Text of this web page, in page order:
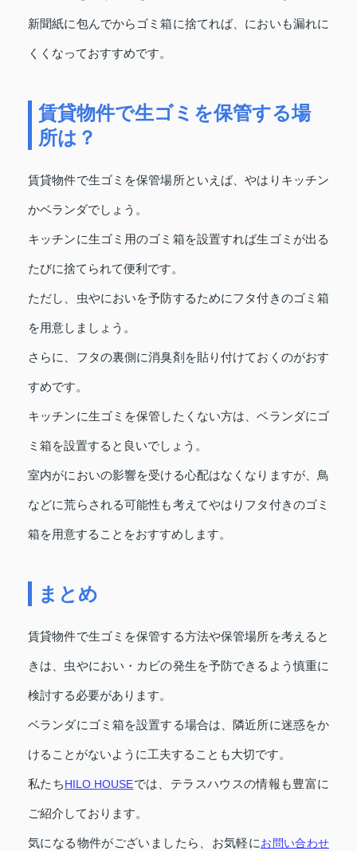
新聞紙に包んでからゴミ箱に捨てれば、においも漏れに
くくなっておすすめです。
賃貸物件で生ゴミを保管する場
所は？
賃貸物件で生ゴミを保管場所といえば、やはりキッチン
かベランダでしょう。
キッチンに生ゴミ用のゴミ箱を設置すれば生ゴミが出る
たびに捨てられて便利です。
ただし、虫やにおいを予防するためにフタ付きのゴミ箱
を用意しましょう。
さらに、フタの裏側に消臭剤を貼り付けておくのがおす
すめです。
キッチンに生ゴミを保管したくない方は、ベランダにゴ
ミ箱を設置すると良いでしょう。
室内がにおいの影響を受ける心配はなくなりますが、鳥
などに荒らされる可能性も考えてやはりフタ付きのゴミ
箱を用意することをおすすめします。
まとめ
賃貸物件で生ゴミを保管する方法や保管場所を考えると
きは、虫やにおい・カビの発生を予防できるよう慎重に
検討する必要があります。
ベランダにゴミ箱を設置する場合は、隣近所に迷惑をか
けることがないように工夫することも大切です。
私たちHILO HOUSEでは、テラスハウスの情報も豊富に
ご紹介しております。
気になる物件がございましたら、お気軽にお問い合わせ